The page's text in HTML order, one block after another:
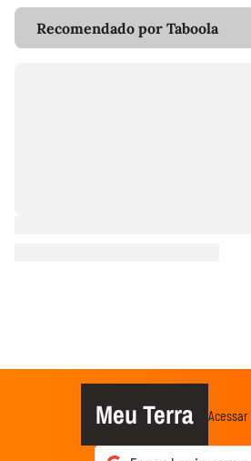
Recomendado por Taboola
Meu Terra